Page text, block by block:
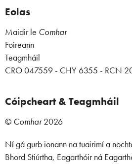
Eolas
Maidir le Comhar
Foireann
Teagmháil
CRO 047559 - CHY 6355 - RCN
Cóipcheart & Teagmháil
© Comhar2026
Ní gá gurb ionann na tuairimí a
Bhord Stiúrtha, Eagarthóir ná